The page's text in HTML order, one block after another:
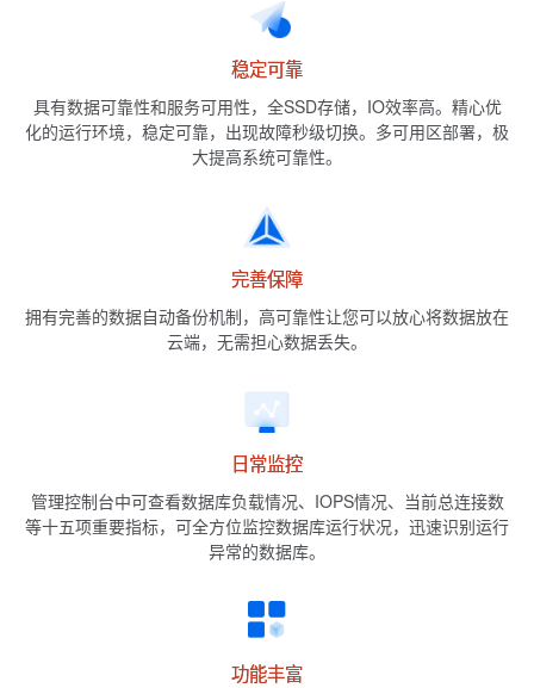
稳定可靠
具有数据可靠性和服务可用性，全SSD存储，IO效率高。精心优
化的运行环境，稳定可靠，出现故障秒级切换。多可用区部署，极
大提高系统可靠性。
完善保障
拥有完善的数据自动备份机制，高可靠性让您可以放心将数据放在
云端，无需担心数据丢失。
日常监控
管理控制台中可查看数据库负载情况、IOPS情况、当前总连接数
等十五项重要指标，可全方位监控数据库运行状况，迅速识别运行
异常的数据库。
功能丰富